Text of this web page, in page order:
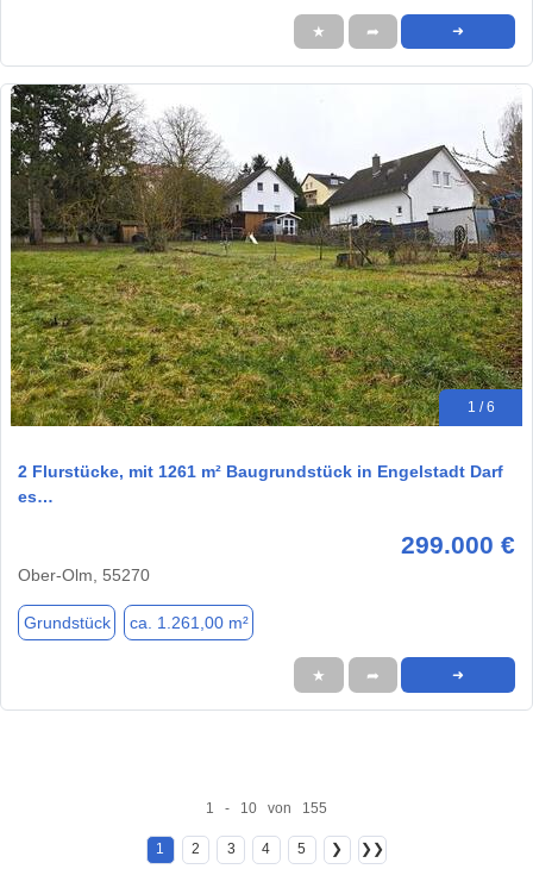
★ ➦ ➜
1 / 6
2 Flurstücke, mit 1261 m² Baugrundstück in Engelstadt Darf
es…
299.000 €
Ober-Olm, 55270
Grundstück ca. 1.261,00 m²
★ ➦ ➜
1 - 10 von 155
1 2 3 4 5 ❯ ❯❯